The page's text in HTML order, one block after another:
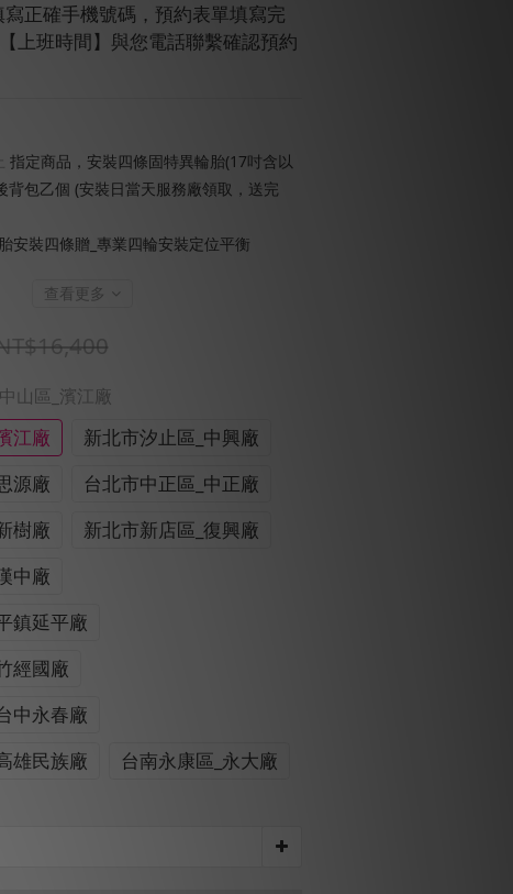
正確手機號碼，預約表單填寫完
上班時間】與您電話聯繫確認預約
指定商品，安裝四條固特異輪胎(17吋含以
背包乙個 (安裝日當天服務廠領取，送完
安裝四條贈_專業四輪安裝定位平衡
查看更多
山區_濱江廠
江廠
新北市汐止區_中興廠
源廠
台北市中正區_中正廠
樹廠
新北市新店區_復興廠
中廠
鎮延平廠
經國廠
中永春廠
雄民族廠
台南永康區_永大廠